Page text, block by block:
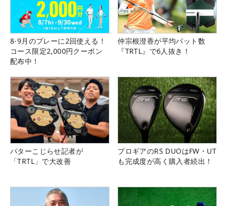
8-9月のプレーに2回使える！
コース限定2,000円クーポン
配布中！
仲宗根澄香が平均パット数
『TRTL』で6人抜き！
パターこじらせ記者が
「TRTL」で大改善
プロギアのRS DUOはFW・UT
も完成度が高く購入者続出！